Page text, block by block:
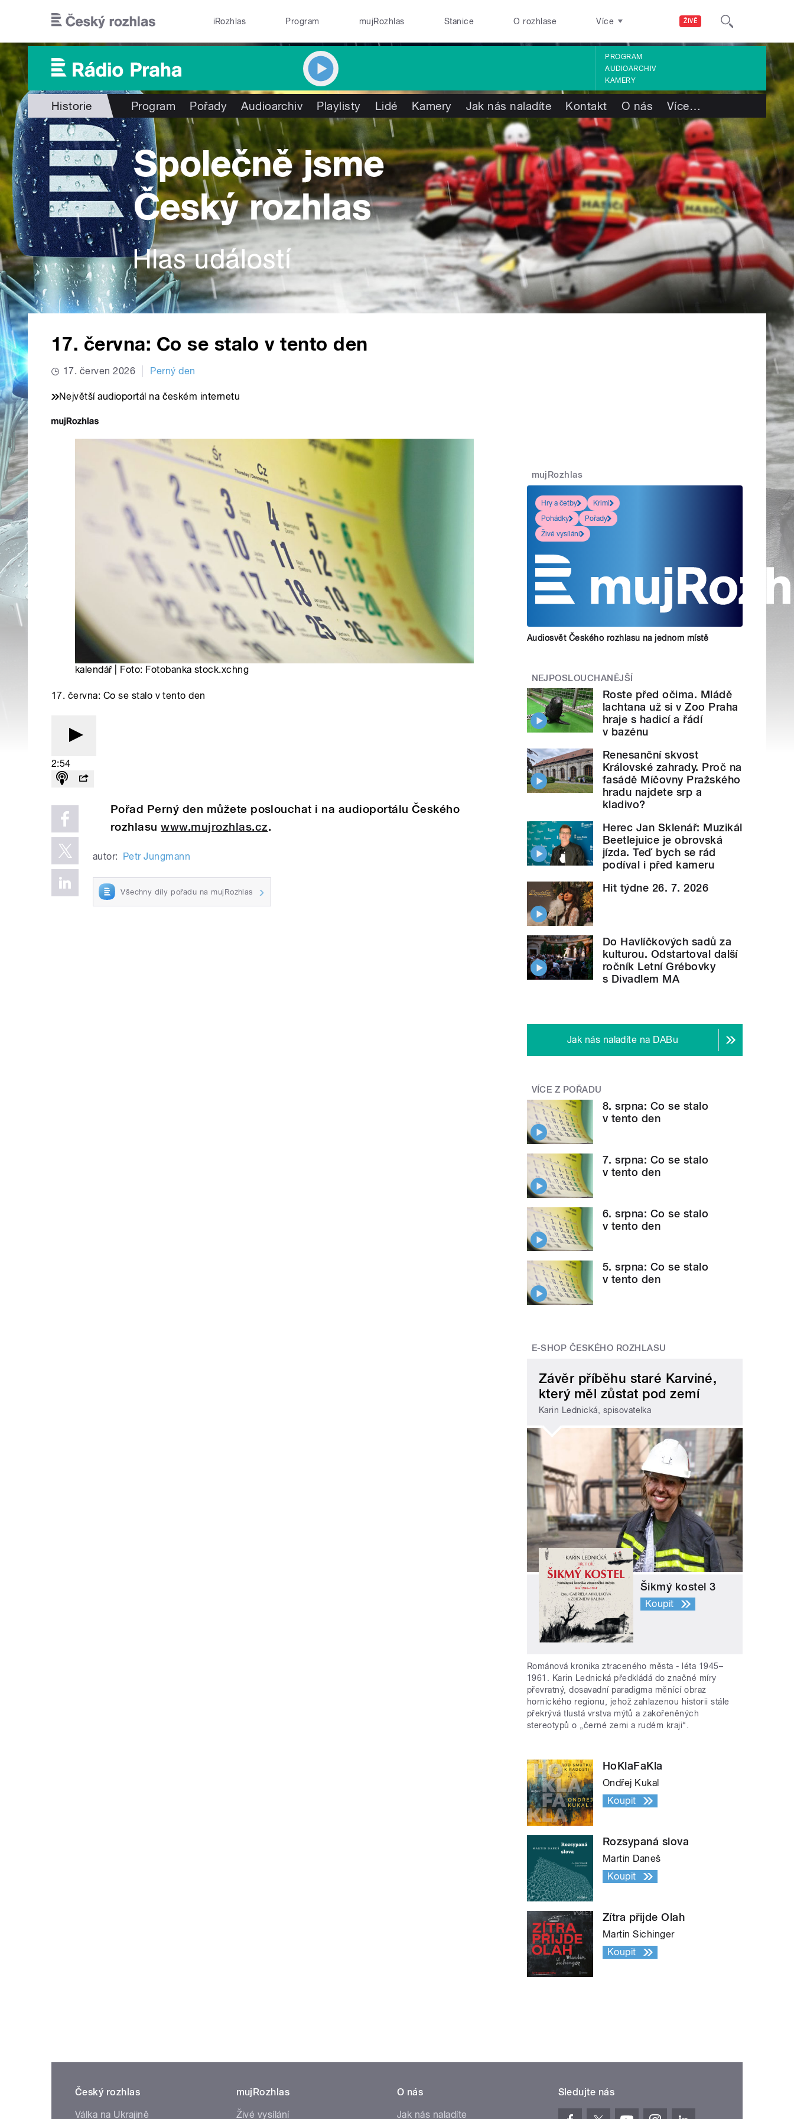
ŽIVĚ
iRozhlas Program mujRozhlas Stanice O rozhlase Více
PROGRAM
AUDIOARCHIV
KAMERY
Historie Program Pořady Audioarchiv Playlisty Lidé Kamery Jak nás naladíte Kontakt O nás Více…
17. června: Co se stalo v tento den
17. červen 2026 Perný den
Největší audioportál na českém internetu
kalendář | Foto: Fotobanka stock.xchng
17. června: Co se stalo v tento den
2:54
Pořad Perný den můžete poslouchat i na audioportálu Českého
rozhlasuwww.mujrozhlas.cz.
autor: Petr Jungmann
Všechny díly pořadu na mujRozhlas
mujRozhlas
Hry a četby
Krimi
Pohádky
Pořady
Živé vysílání
Audiosvět Českého rozhlasu na jednom místě
NEJPOSLOUCHANĚJŠÍ
Roste před očima. Mládě
lachtana už si v Zoo Praha
hraje s hadicí a řádí
v bazénu
Renesanční skvost
Královské zahrady. Proč na
fasádě Míčovny Pražského
hradu najdete srp a
kladivo?
Herec Jan Sklenář: Muzikál
Beetlejuice je obrovská
jízda. Teď bych se rád
podíval i před kameru
Hit týdne 26. 7. 2026
Do Havlíčkových sadů za
kulturou. Odstartoval další
ročník Letní Grébovky
s Divadlem MA
Jak nás naladíte na DABu
VÍCE Z POŘADU
8. srpna: Co se stalo
v tento den
7. srpna: Co se stalo
v tento den
6. srpna: Co se stalo
v tento den
5. srpna: Co se stalo
v tento den
E-SHOP ČESKÉHO ROZHLASU
Závěr příběhu staré Karviné,
který měl zůstat pod zemí
Karin Lednická, spisovatelka
Šikmý kostel 3
Koupit
Románová kronika ztraceného města - léta 1945–
1961. Karin Lednická předkládá do značné míry
převratný, dosavadní paradigma měnící obraz
hornického regionu, jehož zahlazenou historii stále
překrývá tlustá vrstva mýtů a zakořeněných
stereotypů o „černé zemi a rudém kraji“.
HoKlaFaKla
Ondřej Kukal
Koupit
Rozsypaná slova
Martin Daneš
Koupit
Zítra přijde Olah
Martin Sichinger
Koupit
Český rozhlas
Válka na Ukrajině
mujRozhlas
Živé vysílání
O nás
Jak nás naladíte
Sledujte nás